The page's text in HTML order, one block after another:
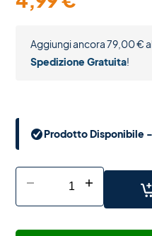
Aggiungi ancora79,00€
Spedizione Gratuita!
Prodotto Disponibile
- +